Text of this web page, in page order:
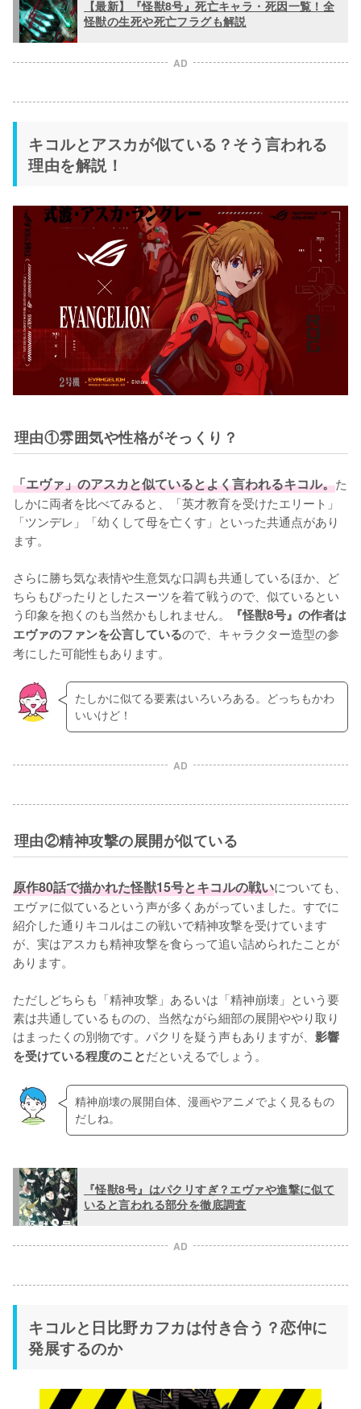
【最新】『怪獣8号』死亡キャラ・死因一覧！全
怪獣の生死や死亡フラグも解説
AD
キコルとアスカが似ている？そう言われる
理由を解説！
理由①雰囲気や性格がそっくり？
「エヴァ」のアスカと似ているとよく言われるキコル。た
しかに両者を比べてみると、「英才教育を受けたエリート」
「ツンデレ」「幼くして母を亡くす」といった共通点があり
ます。
さらに勝ち気な表情や生意気な口調も共通しているほか、ど
ちらもぴったりとしたスーツを着て戦うので、似ているとい
う印象を抱くのも当然かもしれません。
『怪獣8号』の作者は
エヴァのファンを公言しているので、キャラクター造型の参
考にした可能性もあります。
たしかに似てる要素はいろいろある。どっちもかわ
いいけど！
AD
理由②精神攻撃の展開が似ている
原作80話で描かれた怪獣15号とキコルの戦いについても、
エヴァに似ているという声が多くあがっていました。すでに
紹介した通りキコルはこの戦いで精神攻撃を受けています
が、実はアスカも精神攻撃を食らって追い詰められたことが
あります。
ただしどちらも「精神攻撃」あるいは「精神崩壊」という要
素は共通しているものの、当然ながら細部の展開ややり取り
はまったくの別物です。パクリを疑う声もありますが、 影響
を受けている程度のことだといえるでしょう。
精神崩壊の展開自体、漫画やアニメでよく見るもの
だしね。
『怪獣8号』はパクリすぎ？エヴァや進撃に似て
いると言われる部分を徹底調査
AD
キコルと日比野カフカは付き合う？恋仲に
発展するのか